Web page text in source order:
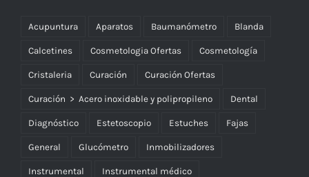
Acupuntura Aparatos Baumanómetro Blanda
Calcetines Cosmetologia Ofertas Cosmetología
Cristaleria Curación Curación Ofertas
Curación > Acero inoxidable y polipropileno Dental
Diagnóstico Estetoscopio Estuches Fajas
General Glucómetro Inmobilizadores
Instrumental Instrumental médico